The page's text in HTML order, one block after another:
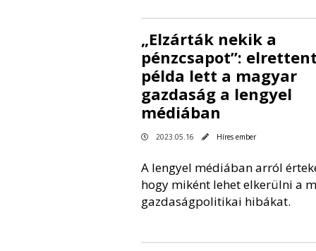
„Elzárták nekik a
pénzcsapot”:
példa lett a magyar
gazdaság a lengyel
médiában
2023.05.16 Híres ember
A lengyel médiában arról
hogy miként lehet elkerülni a
gazdaságpolitikai hibákat.